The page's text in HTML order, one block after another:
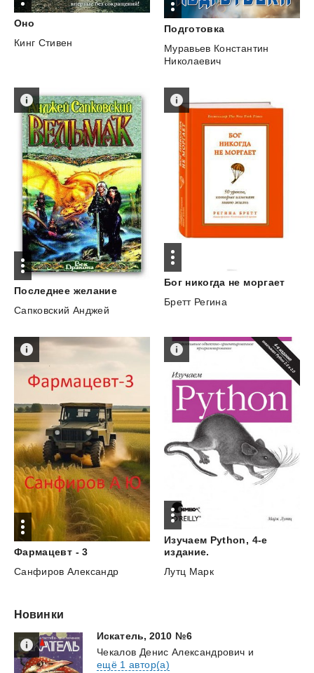
Оно
Кинг Стивен
Подготовка
Муравьев Константин
Николаевич
Последнее желание
Сапковский Анджей
Бог никогда не моргает
Бретт Регина
Фармацевт - 3
Санфиров Александр
Изучаем Python, 4-е
издание.
Лутц Марк
Новинки
Искатель, 2010 №6
Чекалов Денис Александрович и
ещё 1 автор(а)